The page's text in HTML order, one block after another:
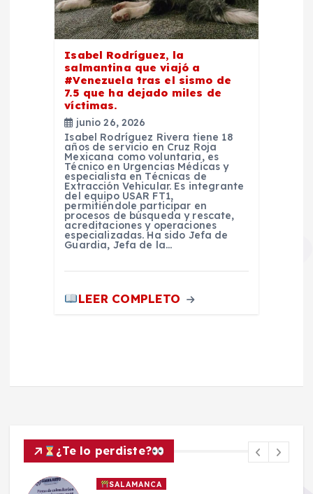
Isabel Rodríguez, la
salmantina que viajó a
#Venezuela tras el sismo de
7.5 que ha dejado miles de
víctimas.
junio 26, 2026
Isabel Rodríguez Rivera tiene 18
años de servicio en Cruz Roja
Mexicana como voluntaria, es
Técnico en Urgencias Médicas y
especialista en Técnicas de
Extracción Vehicular. Es integrante
del equipo USAR FT1,
permitiéndole participar en
procesos de búsqueda y rescate,
acreditaciones y operaciones
especializadas. Ha sido Jefa de
Guardia, Jefa de la…
LEER COMPLETO
¿Te lo perdiste?
SALAMANCA